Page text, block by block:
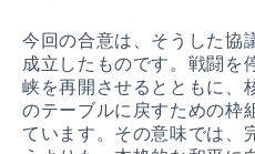
今回の合意は、そうした協
成立したものです。戦闘を
峡を再開させるとともに、
のテーブルに戻すための枠
ています。その意味では、